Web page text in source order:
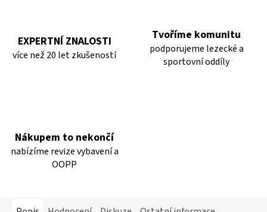
EXPERTNÍ ZNALOSTI
více než 20 let zkušeností
Tvoříme komunitu
podporujeme lezecké a
sportovní oddíly
Nákupem to nekončí
nabízíme revize vybavení a
OOPP